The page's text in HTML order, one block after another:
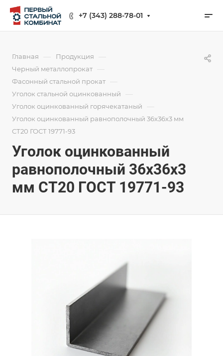
+7 (343) 288-78-01
Главная — Продукция —
Черный металлопрокат —
Фасонный стальной прокат —
Уголок стальной оцинкованный —
Уголок оцинкованный горячекатаный —
Уголок оцинкованный равнополочный 36х36х3 мм
СТ20 ГОСТ 19771-93
Уголок оцинкованный
равнополочный 36х36х3
мм СТ20 ГОСТ 19771-93